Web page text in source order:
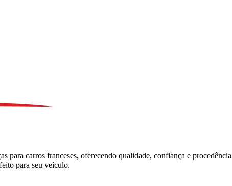
para carros franceses, oferecendo qualidade, confiança e
para seu veículo.